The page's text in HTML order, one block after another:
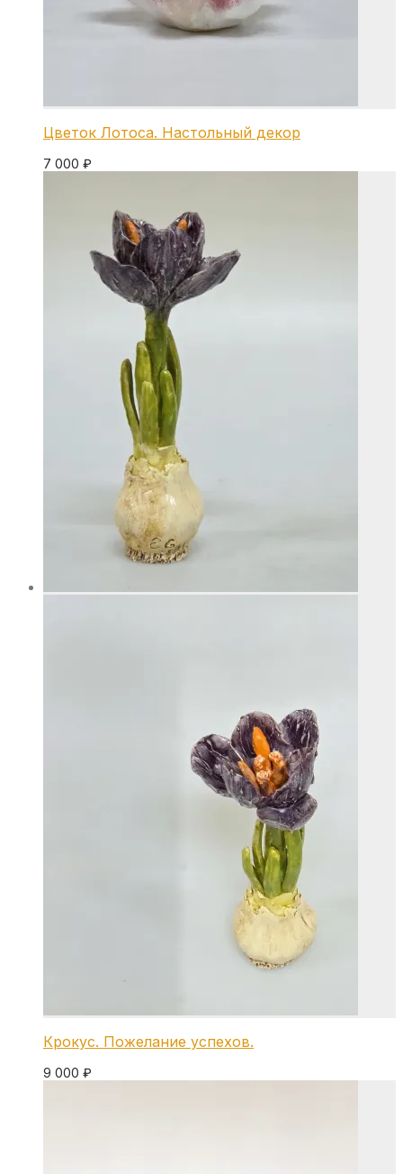
Цветок Лотоса. Настольный декор
7 000 ₽
Крокус. Пожелание успехов.
9 000 ₽